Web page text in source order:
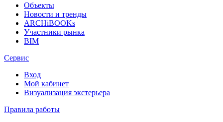
Объекты
Новости и тренды
ARCHiBOOKs
Участники рынка
BIM
Сервис
Вход
Мой кабинет
Визуализация экстерьера
Правила работы